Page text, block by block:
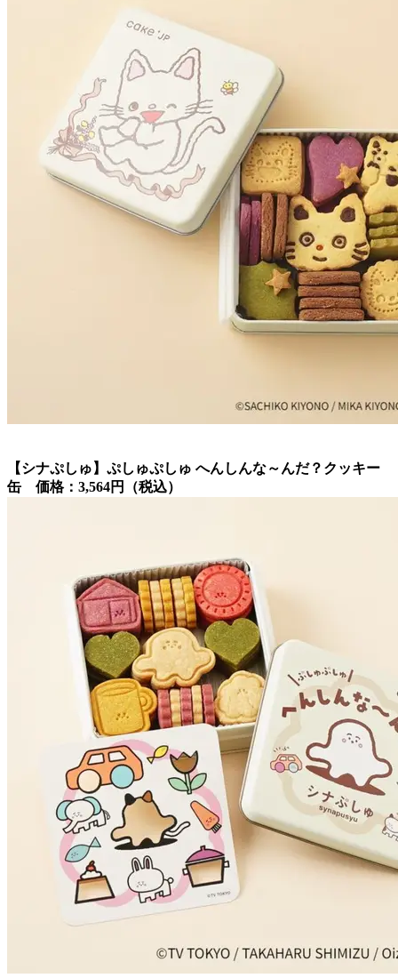
【シナぷしゅ】ぷしゅぷしゅ へんしんな～んだ？クッキー
缶 価格：3,564円（税込）